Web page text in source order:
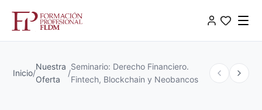
Inicio/
Nuestra
Oferta
/
Seminario: Derecho Financiero.
Fintech, Blockchain y Neobancos